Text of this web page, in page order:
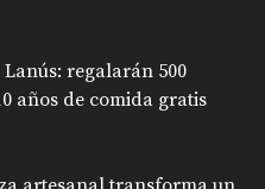
regalarán 500
años de comida gratis